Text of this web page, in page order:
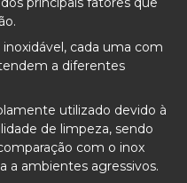
cada uma com
a diferentes
utilizado devido à
de limpeza, sendo
com o inox
a ambientes agressivos.